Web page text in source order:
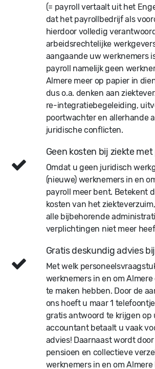
(= payroll vertaalt uit het
dat het payrollbedrijf als
hierdoor volledig
arbeidsrechtelijke
aangaande uw werknemers
payroll namelijk geen
Almere meer op papier in
dus o.a. denken aan
re-integratiebegeleiding,
poortwachter en allerhande
juridische conflicten.
Geen kosten bij ziekte
Omdat u geen juridisch
(nieuwe) werknemers in en
payroll meer bent. Betekent
kosten van het
alle bijbehorende
verplichtingen niet meer
Gratis deskundig advies
Met welk
werknemers in en om
te maken hebben. Door de
ons hoeft u maar 1
gratis antwoord te krijgen op
accountant betaalt u vaak
advies! Daarnaast wordt
pensioen en collectieve
werknemers in en om